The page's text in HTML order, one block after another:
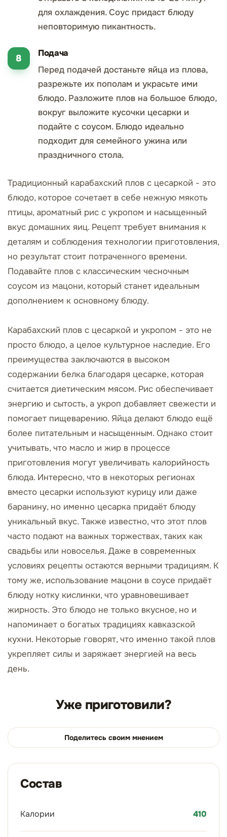
для охлаждения. Соус придаст блюду
неповторимую пикантность.
Подача
Перед подачей достаньте яйца из плова,
разрежьте их пополам и украсьте ими
блюдо. Разложите плов на большое блюдо,
вокруг выложите кусочки цесарки и
подайте с соусом. Блюдо идеально
подходит для семейного ужина или
праздничного стола.
Традиционный карабахский плов с цесаркой - это
блюдо, которое сочетает в себе нежную мякоть
птицы, ароматный рис с укропом и насыщенный
вкус домашних яиц. Рецепт требует внимания к
деталям и соблюдения технологии приготовления,
но результат стоит потраченного времени.
Подавайте плов с классическим чесночным
соусом из мацони, который станет идеальным
дополнением к основному блюду.
Карабахский плов с цесаркой и укропом - это не
просто блюдо, а целое культурное наследие. Его
преимущества заключаются в высоком
содержании белка благодаря цесарке, которая
считается диетическим мясом. Рис обеспечивает
энергию и сытость, а укроп добавляет свежести и
помогает пищеварению. Яйца делают блюдо ещё
более питательным и насыщенным. Однако стоит
учитывать, что масло и жир в процессе
приготовления могут увеличивать калорийность
блюда. Интересно, что в некоторых регионах
вместо цесарки используют курицу или даже
баранину, но именно цесарка придаёт блюду
уникальный вкус. Также известно, что этот плов
часто подают на важных торжествах, таких как
свадьбы или новоселья. Даже в современных
условиях рецепты остаются верными традициям. К
тому же, использование мацони в соусе придаёт
блюду нотку кислинки, что уравновешивает
жирность. Это блюдо не только вкусное, но и
напоминает о богатых традициях кавказской
кухни. Некоторые говорят, что именно такой плов
укрепляет силы и заряжает энергией на весь
день.
Уже приготовили?
Поделитесь своим мнением
Состав
Калории 410